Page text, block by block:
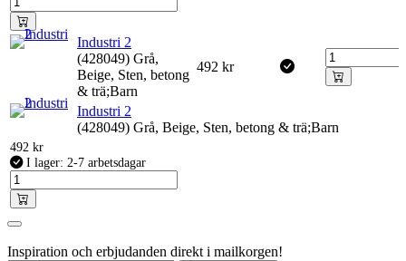
Industri 2
(428049) Grå,
Beige, Sten, betong
& trä;Barn
492 kr
Industri 2
(428049) Grå, Beige, Sten, betong & trä;Barn
492 kr
I lager: 2-7 arbetsdagar
Inspiration och erbjudanden direkt i mailkorgen!